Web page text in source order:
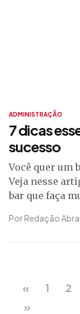
ADMINISTRAÇÃO
7 dicas
sucesso
Você quer um
Veja nesse
bar que faça
Por Redação
« 1 2
»